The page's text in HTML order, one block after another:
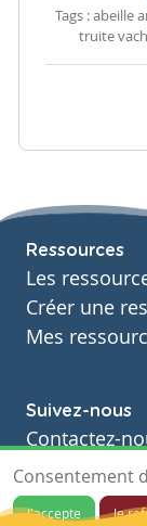
Tags : abeille
truite
Ressources
Les
Créer une
Mes
Suivez-nous
Contactez-
Soutien
Notre page
Consentement
J'accepte Je